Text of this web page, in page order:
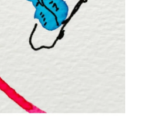
Hirameki ?
une approche artistique
à dessiner à partir de
les formes aléatoires,
traits pour faire apparaître
un objet ou une scène. C’est
contrainte ni technique